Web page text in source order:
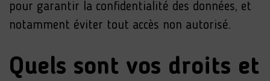
pour garantir la confidentialité des données, et
notamment éviter tout accès non autorisé.
Quels sont vos droits et